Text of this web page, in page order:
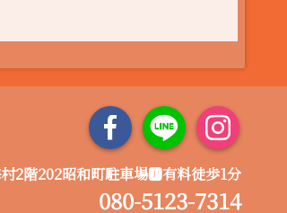
2階202昭和町駐車場🅿️有料徒歩1分
080-5123-7314